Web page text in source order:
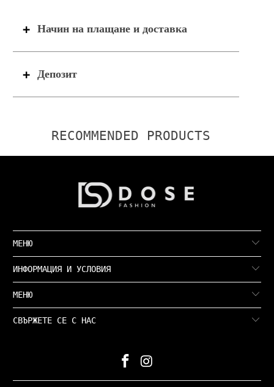
Начин на плащане и доставка
Депозит
RECOMMENDED PRODUCTS
МЕНЮ
ИНФОРМАЦИЯ И УСЛОВИЯ
МЕНЮ
СВЪРЖЕТЕ СЕ С НАС